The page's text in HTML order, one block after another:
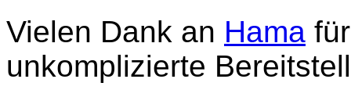
Vielen Dank an Hama
unkomplizierte